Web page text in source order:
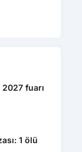
fuarı
1 ölü